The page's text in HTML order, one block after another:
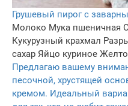
Грушевый пирог с
Молоко Мука пшеничная
Кукурузный крахмал
сахар Яйцо куриное
Предлагаю вашему
песочной, хрустящей
кремом. Идеальный